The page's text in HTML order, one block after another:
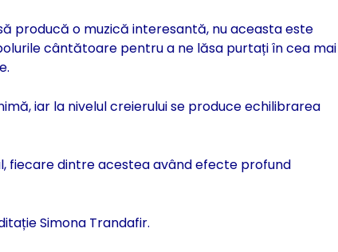
producă o muzică interesantă, nu aceasta este
cântătoare pentru a ne lăsa purtați în cea mai
iar la nivelul creierului se produce echilibrarea
fiecare dintre acestea având efecte profund
Simona Trandafir.